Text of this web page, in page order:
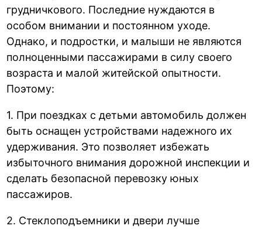
грудничкового. Последние нуждаются в
особом внимании и постоянном уходе.
Однако, и подростки, и малыши не являются
полноценными пассажирами в силу своего
возраста и малой житейской опытности.
Поэтому:
1. При поездках с детьми автомобиль должен
быть оснащен устройствами надежного их
удерживания. Это позволяет избежать
избыточного внимания дорожной инспекции и
сделать безопасной перевозку юных
пассажиров.
2. Стеклоподъемники и двери лучше